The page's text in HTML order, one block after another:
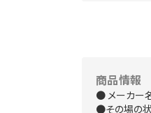
商品情報
● メーカー
●その場の状